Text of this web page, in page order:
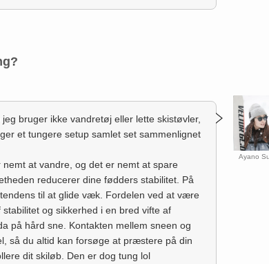
Ayano
bruger ikke vandretøj eller lette skistøvler,
et tungere setup samlet set sammenlignet
at vandre, og det er nemt at spare
reducerer dine fødders stabilitet. På
til at glide væk. Fordelen ved at være
og sikkerhed i en bred vifte af
på hård sne. Kontakten mellem sneen og
så du altid kan forsøge at præstere på din
dit skiløb. Den er dog tung lol